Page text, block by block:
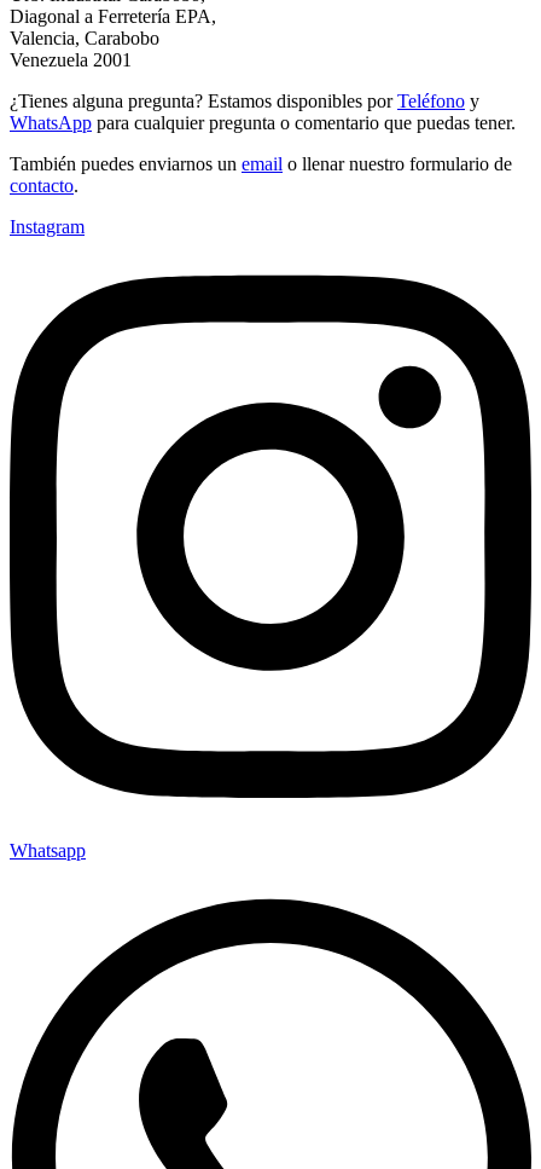
Diagonal a Ferretería EPA,
Valencia, Carabobo
Venezuela 2001
¿Tienes alguna pregunta? Estamos disponibles porTeléfono y
WhatsApp para cualquier pregunta o comentario que puedas tener.
También puedes enviarnos un email o llenar nuestro formulario de
contacto.
Instagram
Whatsapp